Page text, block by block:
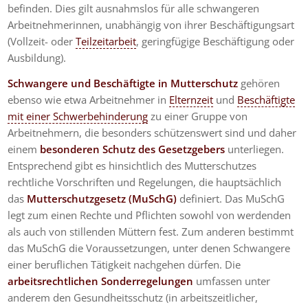
befinden. Dies gilt ausnahmslos für alle schwangeren
Arbeitnehmerinnen, unabhängig von ihrer Beschäftigungsart
(Vollzeit- oderTeilzeitarbeit, geringfügige Beschäftigung oder
Ausbildung).
Schwangere und Beschäftigte in Mutterschutz gehören
ebenso wie etwa Arbeitnehmer in Elternzeit und Beschäftigte
mit einer Schwerbehinderung zu einer Gruppe von
Arbeitnehmern, die besonders schützenswert sind und daher
einem besonderen Schutz des Gesetzgebers unterliegen.
Entsprechend gibt es hinsichtlich des Mutterschutzes
rechtliche Vorschriften und Regelungen, die hauptsächlich
das Mutterschutzgesetz (MuSchG) definiert. Das MuSchG
legt zum einen Rechte und Pflichten sowohl von werdenden
als auch von stillenden Müttern fest. Zum anderen bestimmt
das MuSchG die Voraussetzungen, unter denen Schwangere
einer beruflichen Tätigkeit nachgehen dürfen. Die
arbeitsrechtlichen Sonderregelungen umfassen unter
anderem den Gesundheitsschutz (in arbeitszeitlicher,